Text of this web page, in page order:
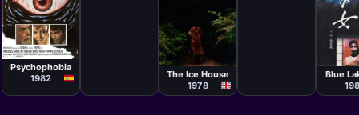
Película
Sebastià
d'Arbó
Psychophobia
1982
Película
Derek Lister
The Ice House
1978
Akio
Blue